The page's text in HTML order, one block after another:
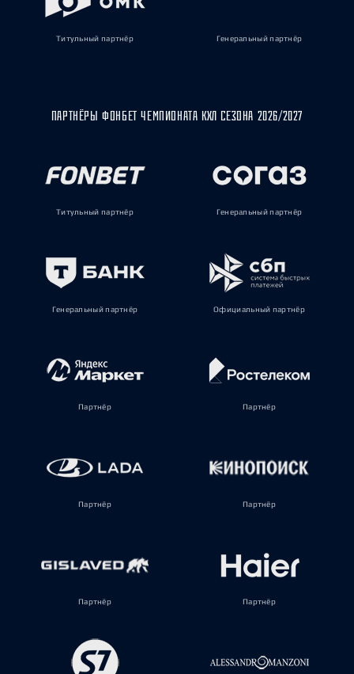
Титульный партнёр Генеральный партнёр
ПАРТНЁРЫ ФОНБЕТ ЧЕМПИОНАТА КХЛ СЕЗОНА 2026/2027
Титульный партнёр Генеральный партнёр
Генеральный партнёр Официальный партнёр
Партнёр Партнёр
Партнёр Партнёр
Партнёр Партнёр